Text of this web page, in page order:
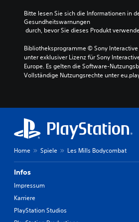
Bitte lesen Sie sich die Informationen in
Gesundheitswarnungen
durch, bevor Sie dieses Produkt
Bibliotheksprogramme © Sony
unter exklusiver Lizenz für Sony
Europe. Es gelten die Software-
Vollständige Nutzungsrechte unter
Home Spiele Les Mills Bodycombat
Infos
Impressum
Karriere
PlayStation Studios